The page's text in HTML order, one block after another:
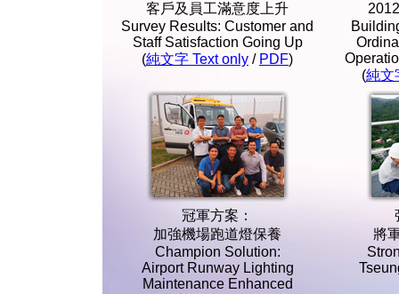
客戶及員工滿意度上升
Survey Results: Customer and
Staff Satisfaction Going Up
(純文字 Text only / PDF)
(純文
冠軍方案：
加強機場跑道燈保養
Champion Solution:
Airport Runway Lighting
Maintenance Enhanced
將